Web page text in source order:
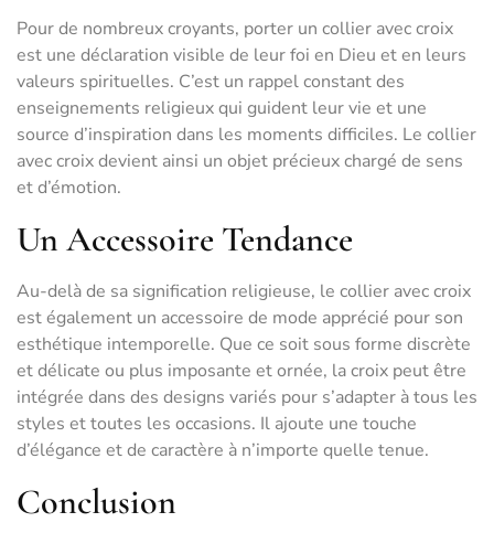
Pour de nombreux croyants, porter un collier avec croix
est une déclaration visible de leur foi en Dieu et en leurs
valeurs spirituelles. C’est un rappel constant des
enseignements religieux qui guident leur vie et une
source d’inspiration dans les moments difficiles. Le collier
avec croix devient ainsi un objet précieux chargé de sens
et d’émotion.
Un Accessoire Tendance
Au-delà de sa signification religieuse, le collier avec croix
est également un accessoire de mode apprécié pour son
esthétique intemporelle. Que ce soit sous forme discrète
et délicate ou plus imposante et ornée, la croix peut être
intégrée dans des designs variés pour s’adapter à tous les
styles et toutes les occasions. Il ajoute une touche
d’élégance et de caractère à n’importe quelle tenue.
Conclusion